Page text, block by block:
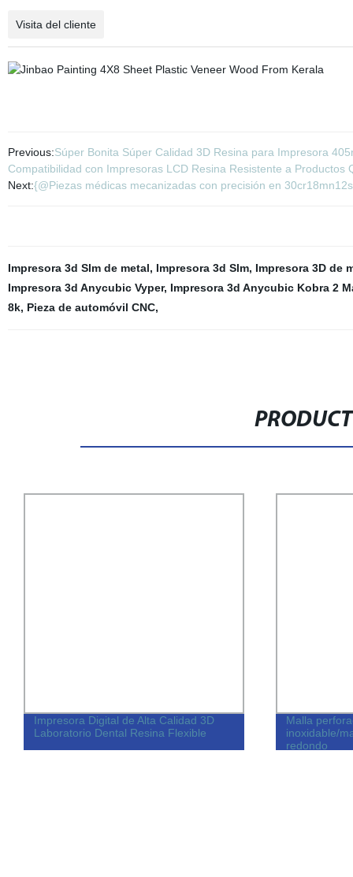
Visita del cliente
Previous:Súper Bonita Súper Calidad 3D Resina para Impresora
Compatibilidad con Impresoras LCD Resina Resistente a Productos
Next:{@Piezas médicas mecanizadas con precisión en
Impresora 3d Slm de metal, Impresora 3d Slm, Impresora 3D de
Impresora 3d Anycubic Vyper, Impresora 3d Anycubic Kobra 2
8k, Pieza de automóvil CNC,
Impresora Digital de Alta Calidad 3D
Laboratorio Dental Resina Flexible
Malla
inoxidable/
redondo